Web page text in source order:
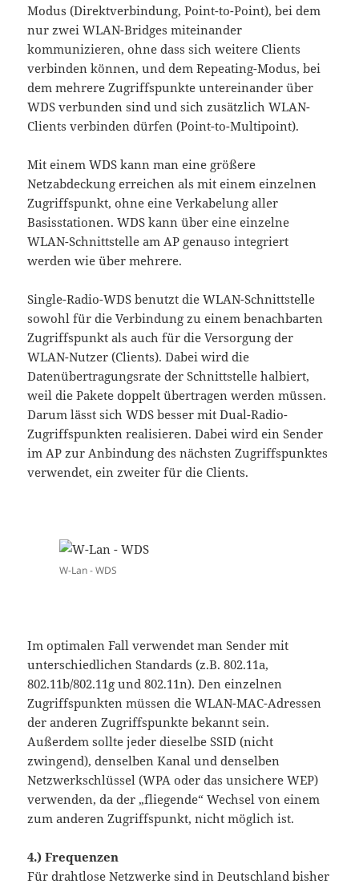
Modus (Direktverbindung, Point-to-Point), bei dem
nur zwei WLAN-Bridges miteinander
kommunizieren, ohne dass sich weitere Clients
verbinden können, und dem Repeating-Modus, bei
dem mehrere Zugriffspunkte untereinander über
WDS verbunden sind und sich zusätzlich WLAN-
Clients verbinden dürfen (Point-to-Multipoint).
Mit einem WDS kann man eine größere
Netzabdeckung erreichen als mit einem einzelnen
Zugriffspunkt, ohne eine Verkabelung aller
Basisstationen. WDS kann über eine einzelne
WLAN-Schnittstelle am AP genauso integriert
werden wie über mehrere.
Single-Radio-WDS benutzt die WLAN-Schnittstelle
sowohl für die Verbindung zu einem benachbarten
Zugriffspunkt als auch für die Versorgung der
WLAN-Nutzer (Clients). Dabei wird die
Datenübertragungsrate der Schnittstelle halbiert,
weil die Pakete doppelt übertragen werden müssen.
Darum lässt sich WDS besser mit Dual-Radio-
Zugriffspunkten realisieren. Dabei wird ein Sender
im AP zur Anbindung des nächsten Zugriffspunktes
verwendet, ein zweiter für die Clients.
W-Lan - WDS
Im optimalen Fall verwendet man Sender mit
unterschiedlichen Standards (z.B. 802.11a,
802.11b/802.11g und 802.11n). Den einzelnen
Zugriffspunkten müssen die WLAN-MAC-Adressen
der anderen Zugriffspunkte bekannt sein.
Außerdem sollte jeder dieselbe SSID (nicht
zwingend), denselben Kanal und denselben
Netzwerkschlüssel (WPA oder das unsichere WEP)
verwenden, da der „fliegende“ Wechsel von einem
zum anderen Zugriffspunkt, nicht möglich ist.
4.) Frequenzen
Für drahtlose Netzwerke sind in Deutschland bisher